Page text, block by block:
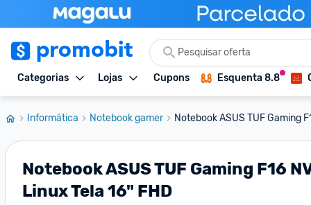
Categorias Lojas Cupons Esquenta 8.8
Informática Notebook gamer Notebook ASUS TUF Gaming
Notebook ASUS TUF Gaming F16
Linux Tela 16" FHD